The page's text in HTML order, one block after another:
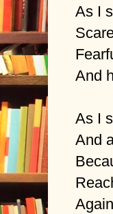
As I
And
As I
And